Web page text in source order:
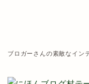
ブロガーさんの素敵なイン